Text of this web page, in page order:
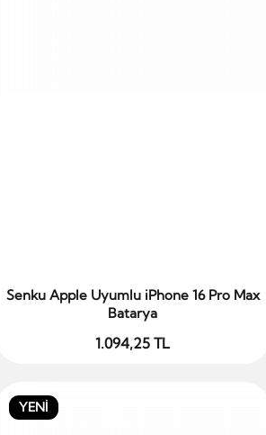
Sepete Ekle
Senku Apple Uyumlu iPhone 16 Pro Max
Batarya
1.094,25 TL
YENİ